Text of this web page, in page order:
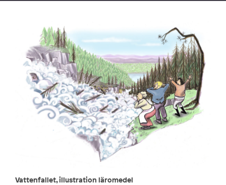
Vattenfallet, illustration läromedel